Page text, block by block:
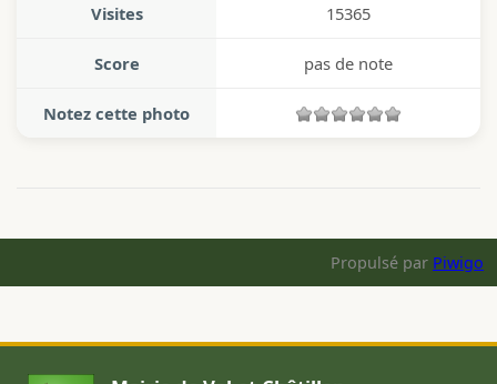
Visites 15365
Score pas de note
Notez cette photo
Propulsé par Piwigo